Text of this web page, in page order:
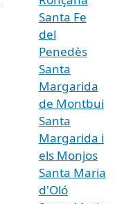
Santa Fe
del
Penedès
Santa
Margarida
de Montbui
Santa
Margarida i
els Monjos
Santa Maria
d'Oló